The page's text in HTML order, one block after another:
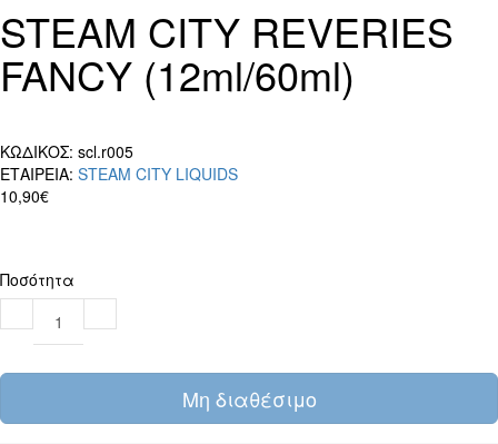
STEAM CITY REVERIES
FANCY (12ml/60ml)
ΚΩΔΙΚΟΣ: scl.r005
ΕΤΑΙΡΕΙΑ: STEAM CITY LIQUIDS
10,90€
Ποσότητα
Μη διαθέσιμο